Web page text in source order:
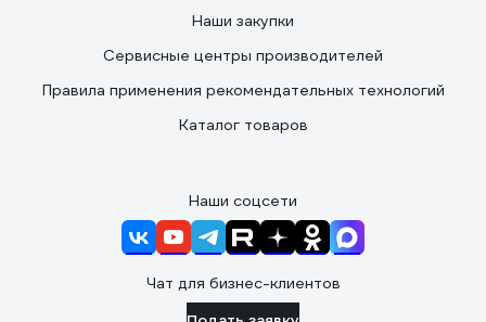
Наши закупки
Сервисные центры производителей
Правила применения рекомендательных технологий
Каталог товаров
Наши соцсети
Чат для бизнес-клиентов